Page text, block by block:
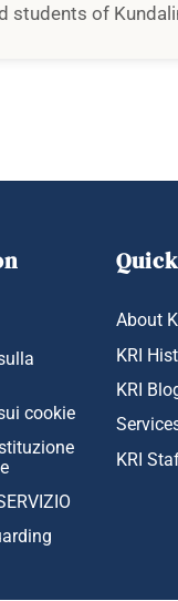
students of
cookie
About
KRI
KRI
KRI